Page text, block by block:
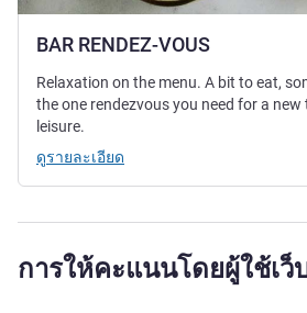
BAR RENDEZ-VOUS
Relaxation on the menu. A bit to eat,
the one rendezvous you need for a new
leisure.
ดูรายละเอียด
การให้คะแนนโดยผู้ใช้เว็